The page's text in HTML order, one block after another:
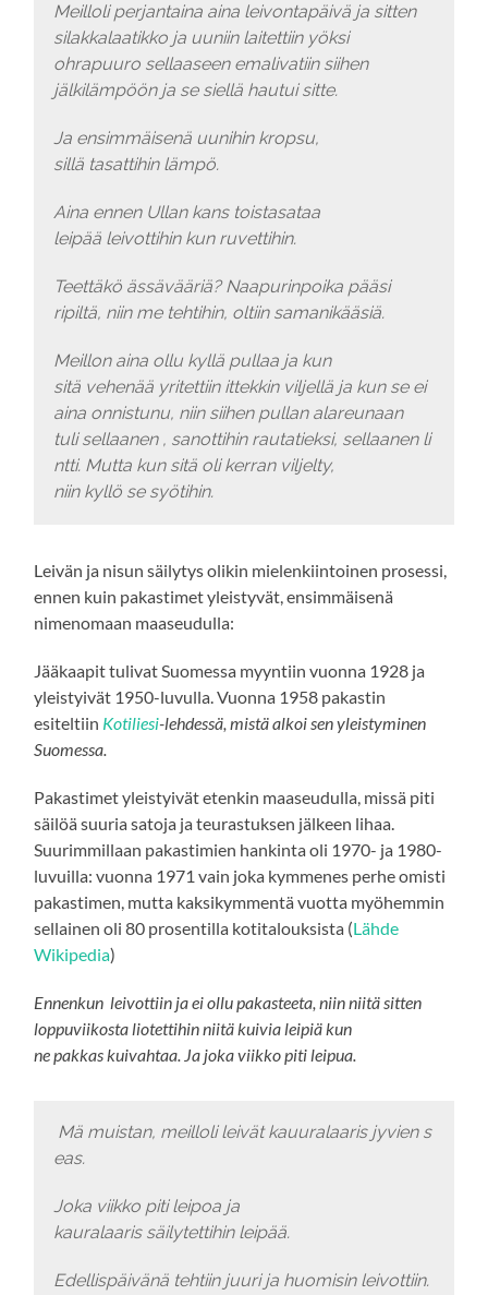
Meilloli perjantaina aina leivontapäivä ja sitten
silakkalaatikko ja uuniin laitettiin yöksi
ohrapuuro sellaaseen emalivatiin siihen
jälkilämpöön ja se siellä hautui sitte.
Ja ensimmäisenä uunihin kropsu,
sillä tasattihin lämpö.
Aina ennen Ullan kans toistasataa
leipää leivottihin kun ruvettihin.
Teettäkö ässävääriä? Naapurinpoika pääsi
ripiltä, niin me tehtihin, oltiin samanikääsiä.
Meillon aina ollu kyllä pullaa ja kun
sitä vehenää yritettiin ittekkin viljellä ja kun se ei
aina onnistunu, niin siihen pullan alareunaan
tuli sellaanen , sanottihin rautatieksi, sellaanen li
ntti. Mutta kun sitä oli kerran viljelty,
niin kyllö se syötihin.
Leivän ja nisun säilytys olikin mielenkiintoinen prosessi,
ennen kuin pakastimet yleistyvät, ensimmäisenä
nimenomaan maaseudulla:
Jääkaapit tulivat Suomessa myyntiin vuonna 1928 ja
yleistyivät 1950-luvulla. Vuonna 1958 pakastin
esiteltiin Kotiliesi-lehdessä, mistä alkoi sen yleistyminen
Suomessa.
Pakastimet yleistyivät etenkin maaseudulla, missä piti
säilöä suuria satoja ja teurastuksen jälkeen lihaa.
Suurimmillaan pakastimien hankinta oli 1970- ja 1980-
luvuilla: vuonna 1971 vain joka kymmenes perhe omisti
pakastimen, mutta kaksikymmentä vuotta myöhemmin
sellainen oli 80 prosentilla kotitalouksista (Lähde
Wikipedia)
Ennenkun leivottiin ja eiollu pakasteeta , niin niitä sitten
loppuviikosta liotettihinniitä kuivia leipiä kun
ne pakkas kuivahtaa. Ja joka viikko piti leipua
Mä muistan, meilloli leivät kauuralaaris jyvien s
eas.
Joka viikko piti leipoa ja
kauralaaris säilytettihin leipää.
Edellispäivänä tehtiin juuri ja huomisin leivottiin.